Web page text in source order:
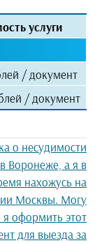
услуги
/ документ
/ документ
о несудимости
Воронеже, а я в
нахожусь на
Москвы. Могу
я оформить этот
для выезда за